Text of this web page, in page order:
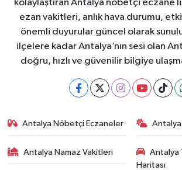
kolaylaştıran Antalya nöbetçi eczane
ezan vakitleri, anlık hava durumu,
önemli duyurular güncel olarak
ilçelere kadar Antalya’nın sesi olan
doğru, hızlı ve güvenilir bilgiye
Antalya Nöbetçi Eczaneler Antalya
Antalya Namaz Vakitleri
Antalya
Haritası